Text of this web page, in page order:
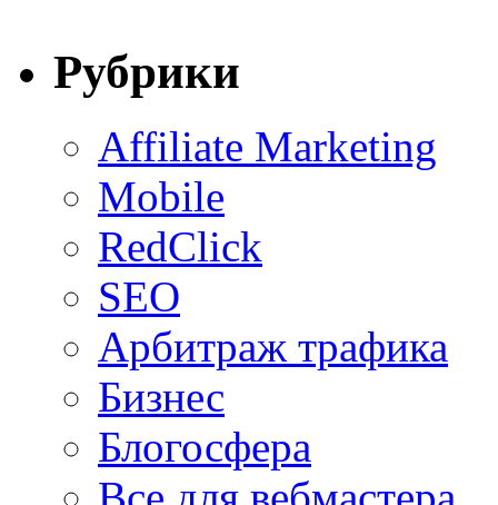
Рубрики
Affiliate Marketing
Mobile
RedClick
SEO
Арбитраж трафика
Бизнес
Блогосфера